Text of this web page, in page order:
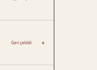
Geri çekildi +